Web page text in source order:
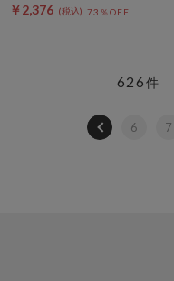
￥2,376 73％OFF
626件
6 7